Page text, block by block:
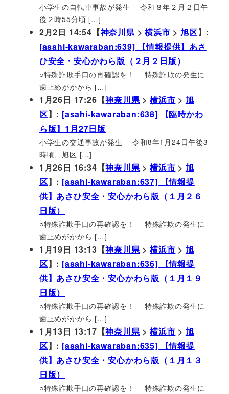
小学生の自転車事故が発生 令和８年２月２日午
後２時55分頃 […]
2月2日 14:54【神奈川県>横浜市 > 旭区】:
[asahi-kawaraban:639] 【情報提供】あさ
ひ安全・安心かわら版（２月２日版）
○特殊詐欺手口の再確認を！ 特殊詐欺の発生に
歯止めがかから […]
1月26日 17:26【神奈川県>横浜市 > 旭
区】: [asahi-kawaraban:638] 【臨時かわ
ら版】1月27日版
小学生の交通事故が発生 令和8年1月24日午後3
時頃、旭区 […]
1月26日 16:34【神奈川県>横浜市 > 旭
区】: [asahi-kawaraban:637] 【情報提
供】あさひ安全・安心かわら版（１月２６
日版）
○特殊詐欺手口の再確認を！ 特殊詐欺の発生に
歯止めがかから […]
1月19日 13:13【神奈川県>横浜市 > 旭
区】: [asahi-kawaraban:636] 【情報提
供】あさひ安全・安心かわら版（１月１９
日版）
○特殊詐欺手口の再確認を！ 特殊詐欺の発生に
歯止めがかから […]
1月13日 13:17【神奈川県>横浜市 > 旭
区】: [asahi-kawaraban:635] 【情報提
供】あさひ安全・安心かわら版（１月１３
日版）
○特殊詐欺手口の再確認を！ 特殊詐欺の発生に